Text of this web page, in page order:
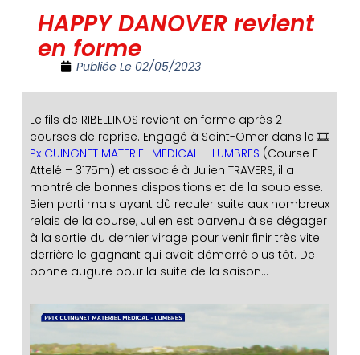
HAPPY DANOVER revient
en forme
Publiée Le 02/05/2023
Le fils de RIBELLINOS revient en forme après 2
courses de reprise. Engagé à Saint-Omer dans le 🎞️
Px CUINGNET MATERIEL MEDICAL – LUMBRES (Course F –
Attelé – 3175m) et associé à Julien TRAVERS, il a
montré de bonnes dispositions et de la souplesse.
Bien parti mais ayant dû reculer suite aux nombreux
relais de la course, Julien est parvenu à se dégager
à la sortie du dernier virage pour venir finir très vite
derrière le gagnant qui avait démarré plus tôt. De
bonne augure pour la suite de la saison…